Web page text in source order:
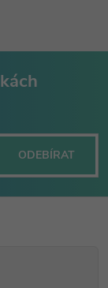
ODEBÍRAT